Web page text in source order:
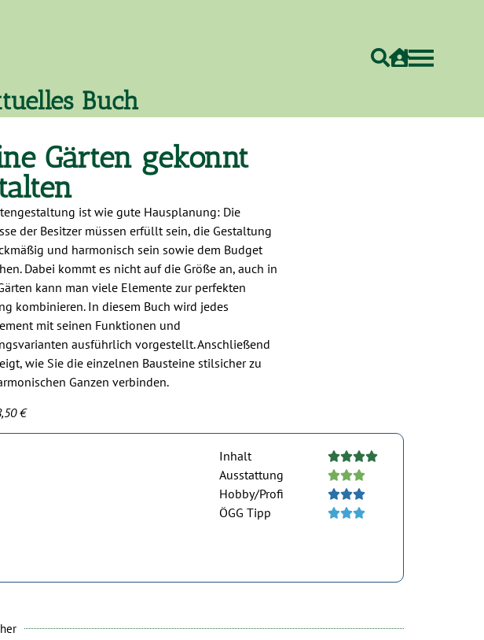
Buch
Gärten gekonnt
ist wie gute Hausplanung: Die
der Besitzer müssen erfüllt sein, die Gestaltung
und harmonisch sein sowie dem Budget
Dabei kommt es nicht auf die Größe an, auch in
kann man viele Elemente zur perfekten
kombinieren. In diesem Buch wird jedes
mit seinen Funktionen und
ausführlich vorgestellt. Anschließend
wie Sie die einzelnen Bausteine stilsicher zu
Ganzen verbinden.
€
Inhalt 
Ausstattung 
Hobby/Profi 
ÖGG Tipp 